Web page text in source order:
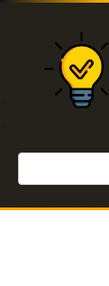
Перейти
контенту
Поиск: